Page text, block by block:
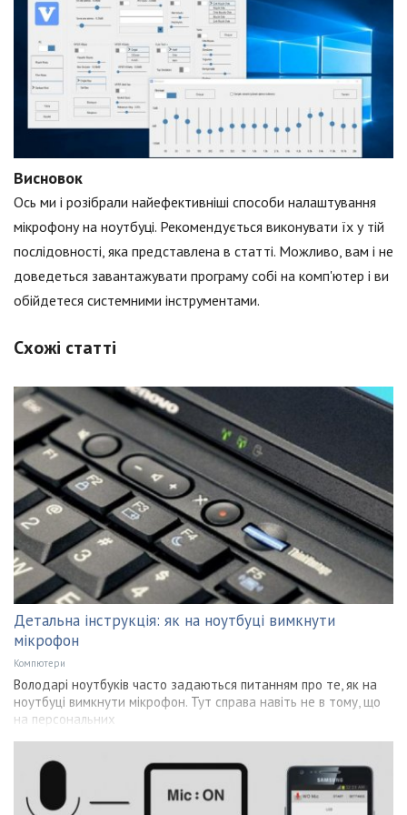
Висновок
Ось ми і розібрали найефективніші способи налаштування
мікрофону на ноутбуці. Рекомендується виконувати їх у тій
послідовності, яка представлена в статті. Можливо, вам і не
доведеться завантажувати програму собі на комп'ютер і ви
обійдетеся системними інструментами.
Схожі статті
Детальна інструкція: як на ноутбуці вимкнути
мікрофон
Компютери
Володарі ноутбуків часто задаються питанням про те, як на
ноутбуці вимкнути мікрофон. Тут справа навіть не в тому, що
на персональних